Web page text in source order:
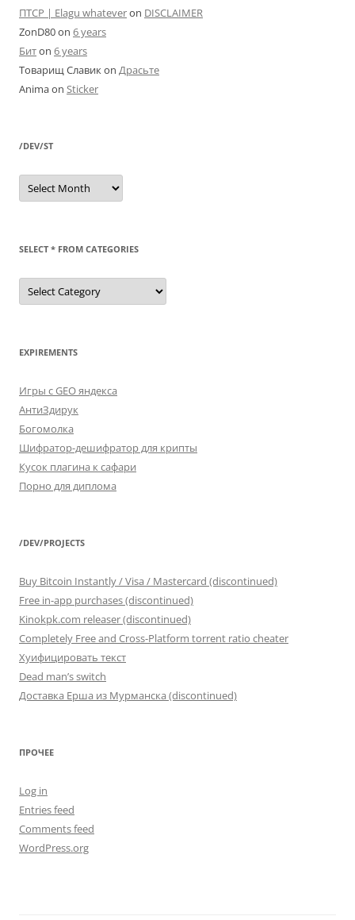
ПТСР | Elagu whateveron DISCLAIMER
ZonD80on 6 years
Битon 6 years
Товарищ Славикon Драсьте
Animaon Sticker
/DEV/ST
/dev/st
SELECT * FROM CATEGORIES
SELECT
FROM
EXPIREMENTS
Игры с GEO яндекса
АнтиЗдирук
Богомолка
Шифратор-дешифратор для крипты
Кусок плагина к сафари
Порно для диплома
/DEV/PROJECTS
Buy Bitcoin Instantly / Visa / Mastercard (discontinued)
Free in-app purchases (discontinued)
Kinokpk.com releaser (discontinued)
Completely Free and Cross-Platform torrent ratio cheater
Хуифицировать текст
Dead man’s switch
Доставка Ерша из Мурманска (discontinued)
ПРОЧЕЕ
Log in
Entries feed
Comments feed
WordPress.org